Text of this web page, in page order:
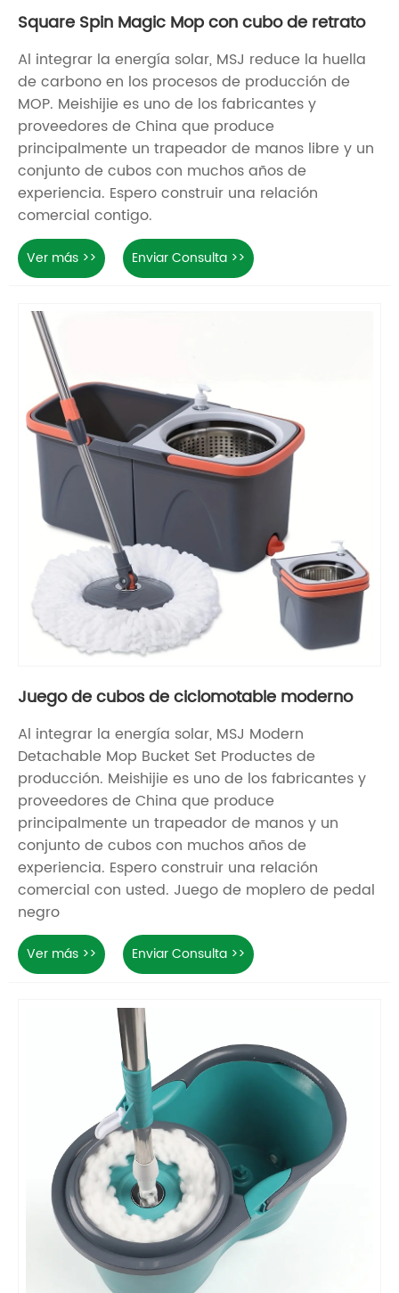
Square Spin Magic Mop con cubo de retrato
Al integrar la energía solar, MSJ reduce la huella
de carbono en los procesos de producción de
MOP. Meishijie es uno de los fabricantes y
proveedores de China que produce
principalmente un trapeador de manos libre y un
conjunto de cubos con muchos años de
experiencia. Espero construir una relación
comercial contigo.
Ver más >> Enviar Consulta >>
Juego de cubos de ciclomotable moderno
Al integrar la energía solar, MSJ Modern
Detachable Mop Bucket Set Productes de
producción. Meishijie es uno de los fabricantes y
proveedores de China que produce
principalmente un trapeador de manos y un
conjunto de cubos con muchos años de
experiencia. Espero construir una relación
comercial con usted. Juego de moplero de pedal
negro
Ver más >> Enviar Consulta >>